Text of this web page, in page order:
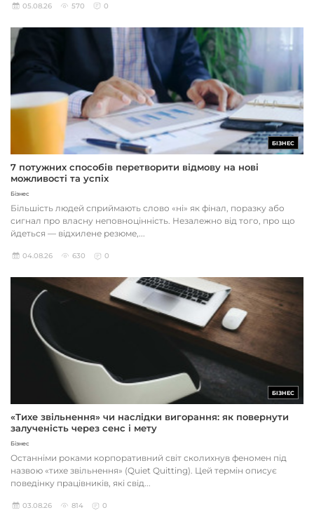
05.08.26 570 0
БІЗНЕС
7 потужних способів перетворити відмову на нові
можливості та успіх
Бізнес
Більшість людей сприймають слово «ні» як фінал, поразку або
сигнал про власну неповноцінність. Незалежно від того, про що
йдеться — відхилене резюме,...
04.08.26 630 0
БІЗНЕС
«Тихе звільнення» чи наслідки вигорання: як повернути
залученість через сенс і мету
Бізнес
Останніми роками корпоративний світ сколихнув феномен під
назвою «тихе звільнення» (Quiet Quitting). Цей термін описує
поведінку працівників, які свід...
03.08.26 814 0